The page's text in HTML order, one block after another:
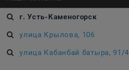
г. Усть-Каменогорск
улица Крылова, 106
улица Кабанбай батыра, 91/4